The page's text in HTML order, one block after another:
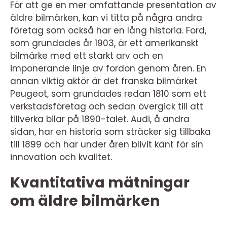
För att ge en mer omfattande presentation av
äldre bilmärken, kan vi titta på några andra
företag som också har en lång historia. Ford,
som grundades år 1903, är ett amerikanskt
bilmärke med ett starkt arv och en
imponerande linje av fordon genom åren. En
annan viktig aktör är det franska bilmärket
Peugeot, som grundades redan 1810 som ett
verkstadsföretag och sedan övergick till att
tillverka bilar på 1890-talet. Audi, å andra
sidan, har en historia som sträcker sig tillbaka
till 1899 och har under åren blivit känt för sin
innovation och kvalitet.
Kvantitativa mätningar
om äldre bilmärken